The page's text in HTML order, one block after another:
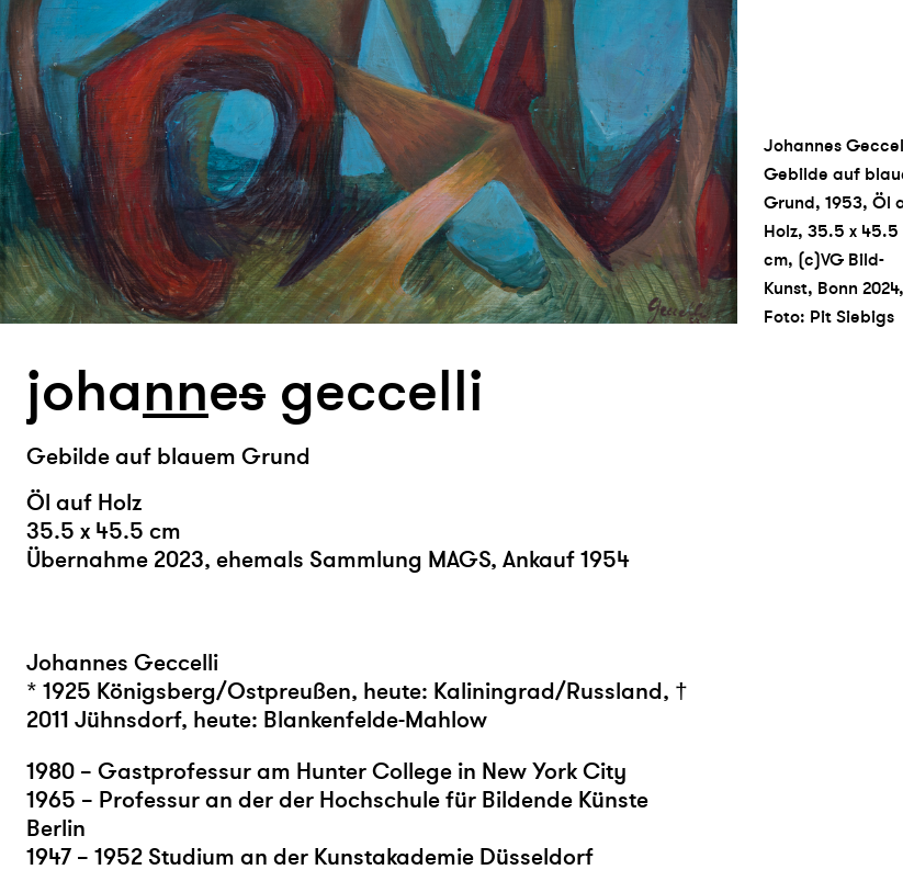
Johannes
Gebilde auf
Grund, 1953, Öl
Holz, 35.5 x 45.5
cm, (c)VG Bild-
Kunst, Bonn 2024,
Foto: Pit Siebigs
johannes geccelli
Gebilde auf blauem Grund
Öl auf Holz
35.5 x 45.5 cm
Übernahme 2023, ehemals Sammlung MAGS, Ankauf 1954
Johannes Geccelli
* 1925 Königsberg/Ostpreußen, heute: Kaliningrad/Russland, †
2011 Jühnsdorf, heute: Blankenfelde-Mahlow
1980 – Gastprofessur am Hunter College in New York City
1965 – Professur an der der Hochschule für Bildende Künste
Berlin
1947 – 1952 Studium an der Kunstakademie Düsseldorf